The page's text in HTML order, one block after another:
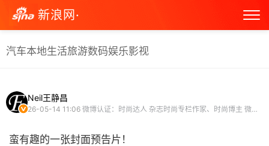
新浪网·
汽车本地生活旅游数码娱乐影视
Neil王静昌
26-05-14 11:06 微博认证：时尚达人 杂志时尚专栏作家、时尚博主 微博尤物志合作达人
蛮有趣的一张封面预告片！